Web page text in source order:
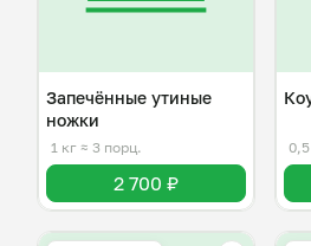
Запечённые утиные
ножки
1 кг ≈ 3 порц.
2 700 ₽